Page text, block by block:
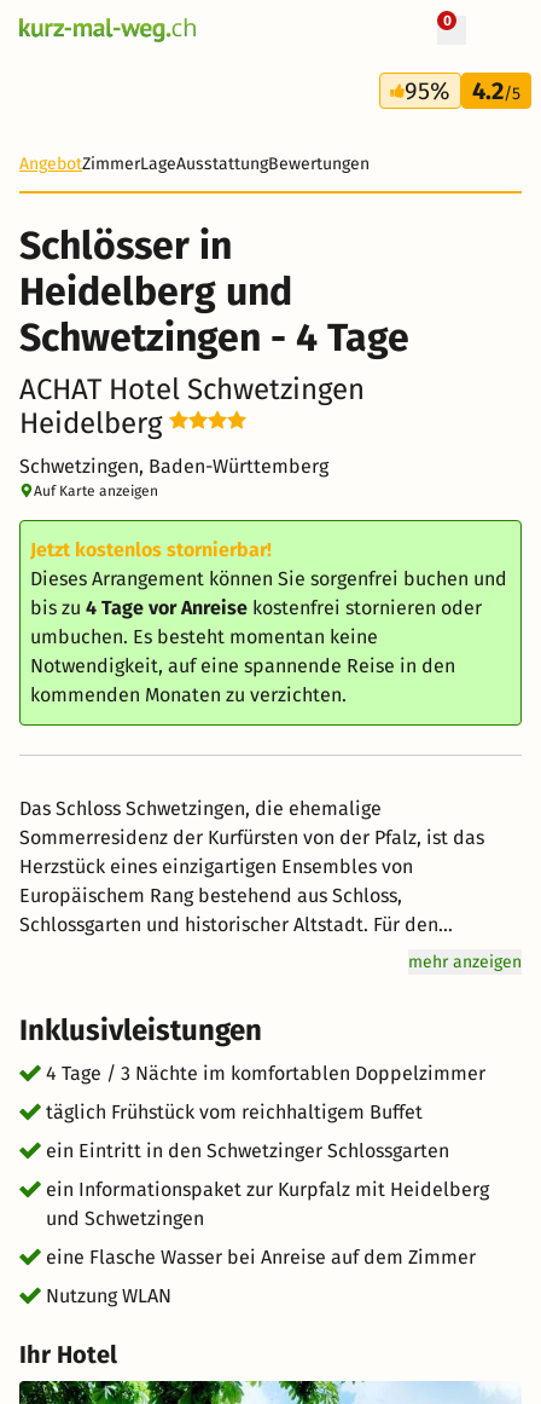
0
4 Tage
162 CHF
95% 4.2/5
AngebotZimmerLageAusstattungBewertungen
Schlösser in
Heidelberg und
Schwetzingen - 4 Tage
ACHAT Hotel Schwetzingen
Heidelberg
Schwetzingen, Baden-Württemberg
Auf Karte anzeigen
Jetzt kostenlos stornierbar!
Dieses Arrangement können Sie sorgenfrei buchen und
bis zu 4 Tage vor Anreise kostenfrei stornieren oder
umbuchen. Es besteht momentan keine
Notwendigkeit, auf eine spannende Reise in den
kommenden Monaten zu verzichten.
Das Schloss Schwetzingen, die ehemalige
Sommerresidenz der Kurfürsten von der Pfalz, ist das
Herzstück eines einzigartigen Ensembles von
Europäischem Rang bestehend aus Schloss,
Schlossgarten und historischer Altstadt. Für den
Schwetzinger Schlossgarten, in unmittelbarer
Arrangement bereits inkludiert. Welzberühmt ist
Heidelberg mit Schloss und historischer Altstadt. Auch
die nahe gelegenen Städte Speyer mit Dom sowie die
Museumsstadt Mannheim sind bei Kulturliebhabern
äußerst beliebt.
mehr anzeigen
Inklusivleistungen
4 Tage / 3 Nächte im komfortablen Doppelzimmer
täglich Frühstück vom reichhaltigem Buffet
ein Eintritt in den Schwetzinger Schlossgarten
ein Informationspaket zur Kurpfalz mit Heidelberg
und Schwetzingen
eine Flasche Wasser bei Anreise auf dem Zimmer
Nutzung WLAN
Ihr Hotel